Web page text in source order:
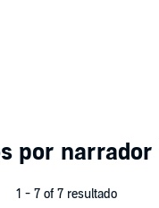
por narrador
1 - 7 of 7 resultado